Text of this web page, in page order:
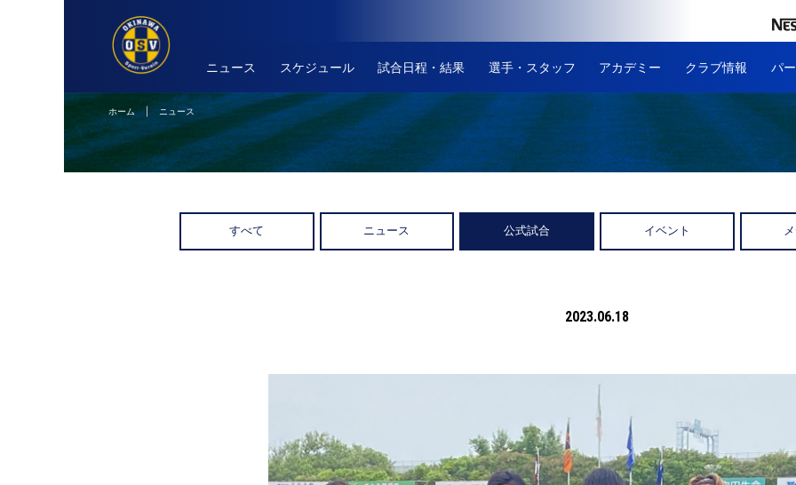
ニュース スケジュール 試合日程・結果 選手・スタッフ アカデミー クラブ情報 パ
ホーム| ニュース
すべて ニュース 公式試合 イベント
2023.06.18